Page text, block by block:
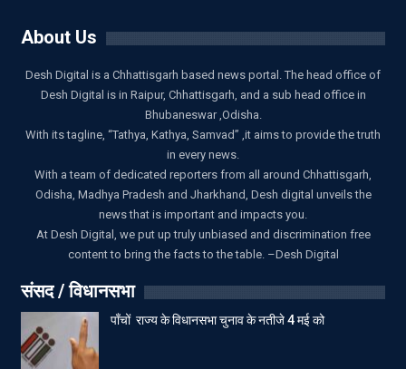
About Us
Desh Digital is a Chhattisgarh based news portal. The head office of
Desh Digital is in Raipur, Chhattisgarh, and a sub head office in
Bhubaneswar ,Odisha.
With its tagline, “Tathya, Kathya, Samvad” ,it aims to provide the truth
in every news.
With a team of dedicated reporters from all around Chhattisgarh,
Odisha, Madhya Pradesh and Jharkhand, Desh digital unveils the
news that is important and impacts you.
At Desh Digital, we put up truly unbiased and discrimination free
content to bring the facts to the table. –Desh Digital
संसद / विधानसभा
पाँचों राज्य के विधानसभा चुनाव के नतीजे 4 मई को